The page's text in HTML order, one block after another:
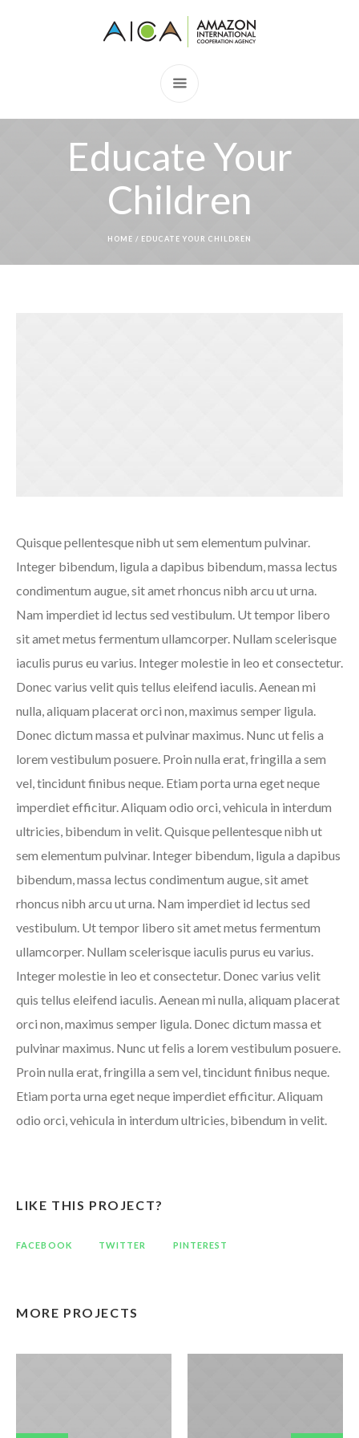
Educate Your
Children
HOME / EDUCATE YOUR CHILDREN
Quisque pellentesque nibh ut sem elementum pulvinar.
Integer bibendum, ligula a dapibus bibendum, massa lectus
condimentum augue, sit amet rhoncus nibh arcu ut urna.
Nam imperdiet id lectus sed vestibulum. Ut tempor libero
sit amet metus fermentum ullamcorper. Nullam scelerisque
iaculis purus eu varius. Integer molestie in leo et consectetur.
Donec varius velit quis tellus eleifend iaculis. Aenean mi
nulla, aliquam placerat orci non, maximus semper ligula.
Donec dictum massa et pulvinar maximus. Nunc ut felis a
lorem vestibulum posuere. Proin nulla erat, fringilla a sem
vel, tincidunt finibus neque. Etiam porta urna eget neque
imperdiet efficitur. Aliquam odio orci, vehicula in interdum
ultricies, bibendum in velit. Quisque pellentesque nibh ut
sem elementum pulvinar. Integer bibendum, ligula a dapibus
bibendum, massa lectus condimentum augue, sit amet
rhoncus nibh arcu ut urna. Nam imperdiet id lectus sed
vestibulum. Ut tempor libero sit amet metus fermentum
ullamcorper. Nullam scelerisque iaculis purus eu varius.
Integer molestie in leo et consectetur. Donec varius velit
quis tellus eleifend iaculis. Aenean mi nulla, aliquam placerat
orci non, maximus semper ligula. Donec dictum massa et
pulvinar maximus. Nunc ut felis a lorem vestibulum posuere.
Proin nulla erat, fringilla a sem vel, tincidunt finibus neque.
Etiam porta urna eget neque imperdiet efficitur. Aliquam
odio orci, vehicula in interdum ultricies, bibendum in velit.
LIKE THIS PROJECT?
FACEBOOK TWITTER PINTEREST
MORE PROJECTS